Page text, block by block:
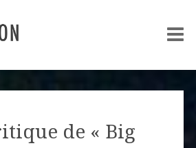
de « Big